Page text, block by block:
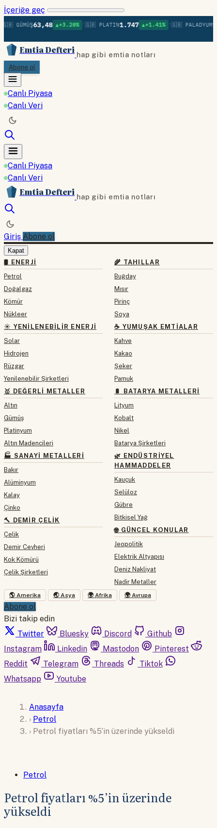
İçeriğe geç
GÜMÜŞ63,48 ▲+3.20% •🇬🇧 PLATIN1.747 ▲+1.41% •🇬🇧 PALADYUM
Emtia Defteri hap gibi emtia notları
Abone ol
Canlı Piyasa
Canlı Veri
Canlı Piyasa
Canlı Veri
Emtia Defteri hap gibi emtia notları
Giriş Abone ol
Kapat
🛢 ENERJI
Petrol
Doğalgaz
Kömür
Nükleer
☀️ YENILENEBILIR ENERJI
Solar
Hidrojen
Rüzgar
Yenilenebilir Şirketleri
🥇 DEĞERLI METALLER
Altın
Gümüş
Platinyum
Altın Madencileri
🏭 SANAYI METALLERI
Bakır
Alüminyum
Kalay
Çinko
🔨 DEMIR ÇELIK
Çelik
Demir Cevheri
Kok Kömürü
Çelik Şirketleri
🌾 TAHILLAR
Buğday
Mısır
Pirinç
Soya
☕ YUMUŞAK EMTIALAR
Kahve
Kakao
Şeker
Pamuk
🔋 BATARYA METALLERI
Lityum
Kobalt
Nikel
Batarya Şirketleri
🌿 ENDÜSTRIYEL
HAMMADDELER
Kauçuk
Selüloz
Gübre
Bitkisel Yağ
🌐 GÜNCEL KONULAR
Jeopolitik
Elektrik Altyapısı
Deniz Nakliyat
Nadir Metaller
🌎 Amerika 🌏 Asya 🌍 Afrika 🌍 Avrupa
Abone ol
Bizi takip edin
Twitter
Bluesky Discord
Github
Instagram
Linkedin Mastodon
Pinterest
Reddit
Telegram Threads
Tiktok
Whatsapp
Youtube
Anasayfa
› Petrol
› Petrol fiyatları %5’in üzerinde yükseldi
Petrol
Petrol fiyatları %5’in üzerinde
yükseldi